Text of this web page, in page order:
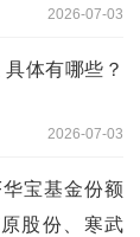
2026-07-03
体有哪些？
2026-07-03
宝基金份额
股份、寒武